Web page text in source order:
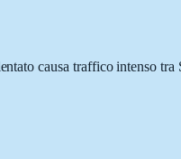
causa traffico intenso